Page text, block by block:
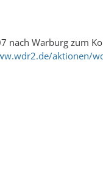
nach Warburg zum
aktionen/